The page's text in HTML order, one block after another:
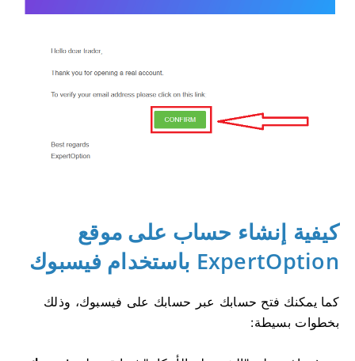
كيفية إنشاء حساب على موقع
ExpertOption باستخدام فيسبوك
كما يمكنك فتح حسابك عبر حسابك على فيسبوك، وذلك
بخطوات بسيطة: